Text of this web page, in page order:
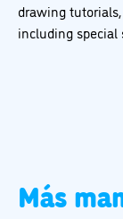
drawing
including special
Más